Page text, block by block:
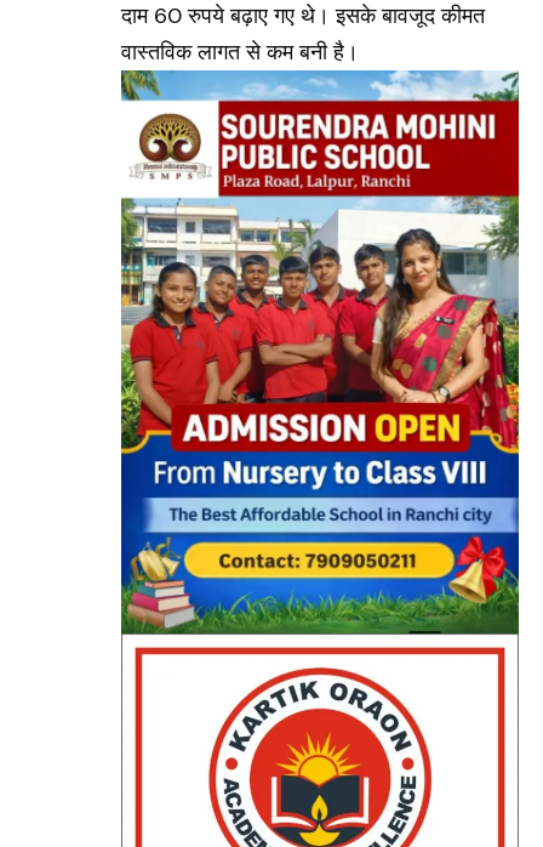
दाम 60 रुपये बढ़ाए गए थे। इसके बावजूद कीमत
वास्तविक लागत से कम बनी है।